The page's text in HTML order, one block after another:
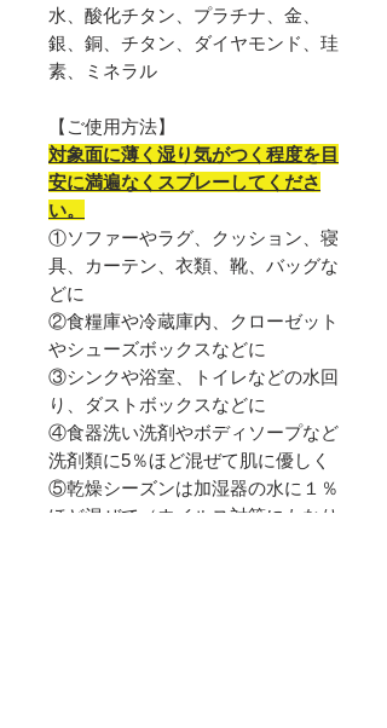
水、酸化チタン、プラチナ、金、
銀、銅、チタン、ダイヤモンド、珪
素、ミネラル
【ご使用方法】
対象面に薄く湿り気がつく程度を目
安に満遍なくスプレーしてくださ
い。
①ソファーやラグ、クッション、寝
具、カーテン、衣類、靴、バッグな
どに
②食糧庫や冷蔵庫内、クローゼット
やシューズボックスなどに
③シンクや浴室、トイレなどの水回
り、ダストボックスなどに
④食器洗い洗剤やボディソープなど
洗剤類に5％ほど混ぜて肌に優しく
⑤乾燥シーズンは加湿器の水に１％
ほど混ぜて（ウイルス対策にもなり